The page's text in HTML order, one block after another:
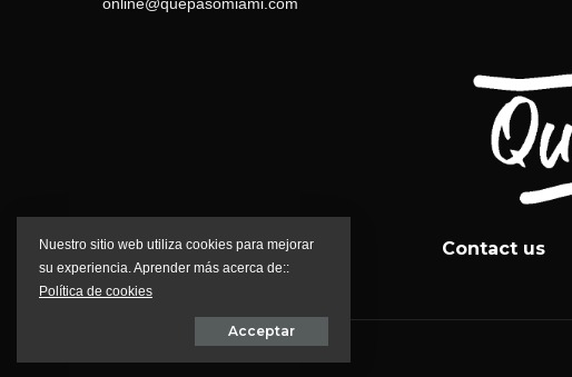
online@quepasomiami.com
Contact us
Nuestro sitio web utiliza cookies para mejorar
su experiencia. Aprender más acerca de::
Política de cookies
Acceptar